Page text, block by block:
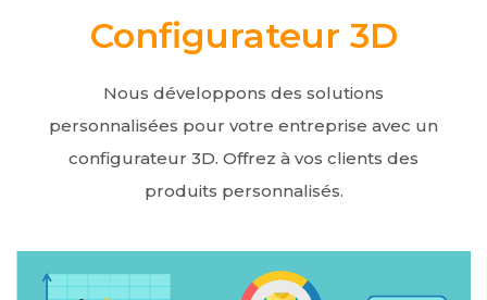
Configurateur 3D
Nous développons des solutions
personnalisées pour votre entreprise avec un
configurateur 3D. Offrez à vos clients des
produits personnalisés.